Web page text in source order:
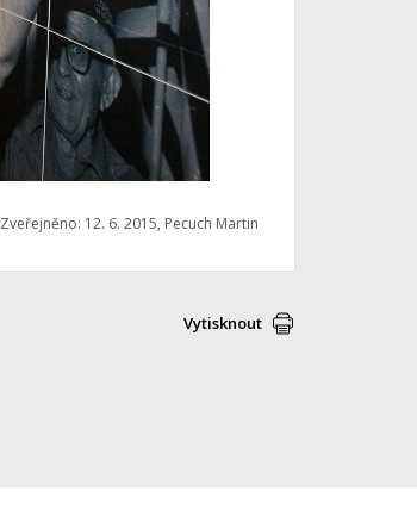
Zveřejněno: 12. 6. 2015, Pecuch Martin
Vytisknout